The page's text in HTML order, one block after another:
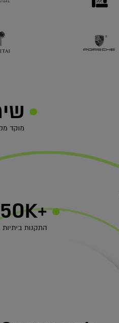
מוקד
+50K
התקנות ביתיות